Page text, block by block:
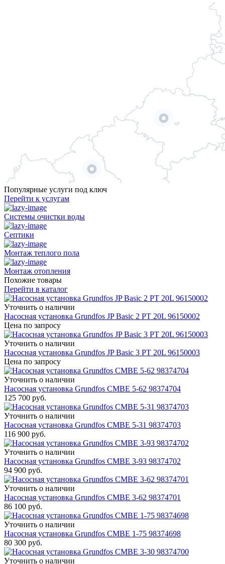
Популярные услуги под ключ
Перейти к услугам
Системы очистки воды
Септики
Монтаж теплого пола
Монтаж отопления
Похожие товары
Перейти в каталог
Уточнить о наличии
Насосная установка Grundfos JP Basic 2 PT 20L 96150002
Цена по запросу
Уточнить о наличии
Насосная установка Grundfos JP Basic 3 PT 20L 96150003
Цена по запросу
Уточнить о наличии
Насосная установка Grundfos CMBE 5-62 98374704
125 700 руб.
Уточнить о наличии
Насосная установка Grundfos CMBE 5-31 98374703
116 900 руб.
Уточнить о наличии
Насосная установка Grundfos CMBE 3-93 98374702
94 900 руб.
Уточнить о наличии
Насосная установка Grundfos CMBE 3-62 98374701
86 100 руб.
Уточнить о наличии
Насосная установка Grundfos CMBE 1-75 98374698
80 300 руб.
Уточнить о наличии